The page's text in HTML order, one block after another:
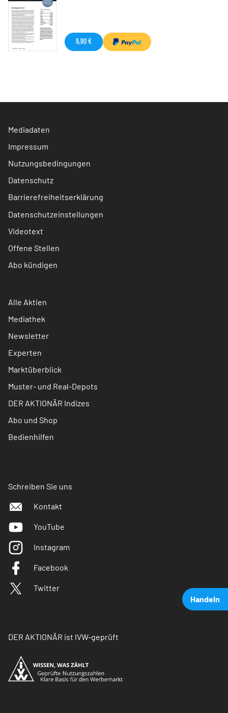
Handeln
9,90 €
Mediadaten
Impressum
Nutzungsbedingungen
Datenschutz
Barrierefreiheitserklärung
Datenschutzeinstellungen
Videotext
Offene Stellen
Abo kündigen
Alle Aktien
Mediathek
Newsletter
Experten
Marktüberblick
Muster- und Real-Depots
DER AKTIONÄR Indizes
Abo und Shop
Bedienhilfen
Schreiben Sie uns
Kontakt
YouTube
Instagram
Facebook
Twitter
DER AKTIONÄR ist IVW-geprüft